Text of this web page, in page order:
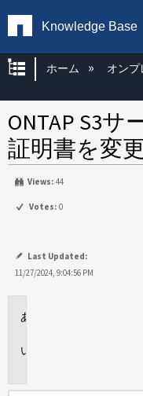
Knowledge Base
グローバル
ホーム オンプ
ONTAP S3サ
証明書を変
Views: 44
Votes: 0
Last Updated:
11/27/2024, 9:04:56 PM